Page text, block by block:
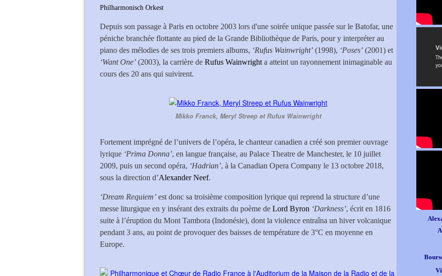
Philharmonisch Orkest
Depuis son passage à Paris en octobre 2003 lors d'une soirée unique passée sur le Batofar, une
péniche branchée flottante au pied de la Grande Bibliothèque de Paris, pour y interpréter au
piano des mélodies de ses trois premiers albums, ‘Rufus Wainwright’ (1998), ‘Poses’ (2001) et
‘Want One’ (2003), la carrière de Rufus Wainwright a atteint un rayonnement inimaginable au
cours des 20 ans qui suivirent.
Mikko Franck, Meryl Streep et Rufus Wainwright
Fortement imprégné de l’univers de l’opéra, le chanteur canadien a créé son premier ouvrage
lyrique ‘Prima Donna’, en langue française, au Palace Theatre de Manchester, le 10 juillet
2009, puis un second opéra, ‘Hadrian’, à la Canadian Opera Company le 13 octobre 2018,
sous la direction d’Alexander Neef.
‘Dream Requiem’ est donc sa troisième composition lyrique qui reprend la structure d’une
messe liturgique en y insérant des extraits du poème de Lord Byron ‘Darkness’, écrit en 1816
suite à l’éruption du Mont Tambora (Indonésie), dont la violence entraîna un hiver volcanique
pendant 3 ans, au point de provoquer des baisses de température de 3°C en moyenne en
Europe.